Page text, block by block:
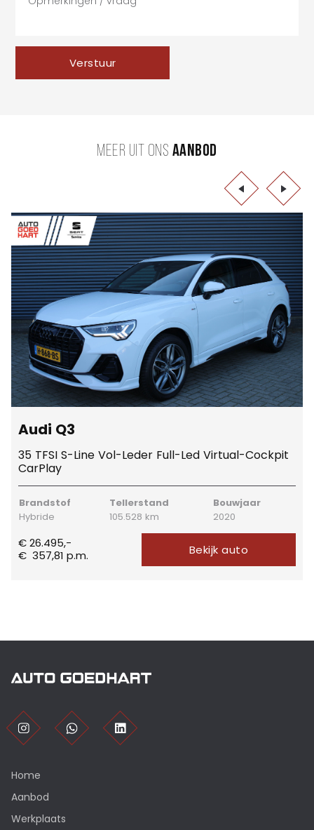
Verstuur
MEER UIT ONS AANBOD
Audi Q3
35 TFSI S-Line Vol-Leder Full-Led Virtual-Cockpit
CarPlay
Brandstof
Hybride
Tellerstand
105.528 km
Bouwjaar
2020
€ 26.495,-
€357,81 p.m. Bekijk auto
Home
Aanbod
Werkplaats